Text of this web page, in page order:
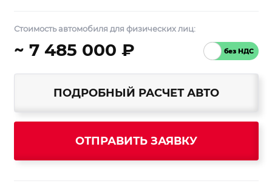
Стоимость автомобиля для физических лиц:
~ 7 485 000 ₽
ПОДРОБНЫЙ РАСЧЕТ АВТО
ОТПРАВИТЬ ЗАЯВКУ